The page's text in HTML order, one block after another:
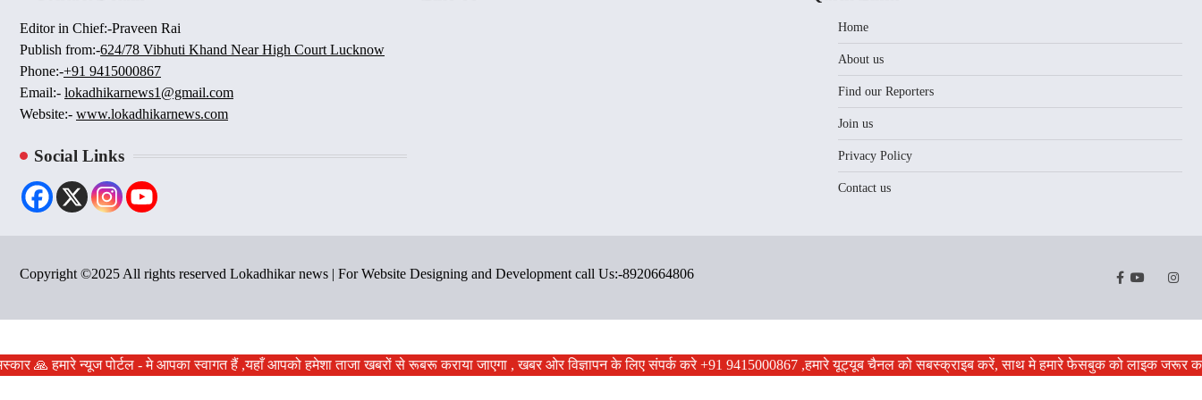
Editor in Chief:-Praveen Rai
Publish from:-624/78 Vibhuti Khand Near High Court Lucknow
Phone:-+91 9415000867
Email:- lokadhikarnews1@gmail.com
Website:- www.lokadhikarnews.com
Social Links
Home
About us
Find our Reporters
Join us
Privacy Policy
Contact us
Copyright ©2025 All rights reserved Lokadhikar news | For Website Designing and Development call Us:-8920664806
Facebook
Youtube
Twitter
🙏 हमारे न्यूज पोर्टल - मे आपका स्वागत हैं ,यहाँ आपको हमेशा ताजा खबरों से रूबरू कराया जाएगा , खबर ओर विज्ञापन के लिए संपर्क करे +91 9415000867 ,हमारे यूट्यूब चैनल को सबस्क्राइब करें, साथ मे हमारे फेसबुक को लाइक जरूर